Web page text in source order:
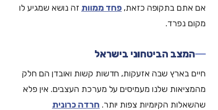
אם אתם בתקופה כזאת, פחד ממוות זה נושא שמגיע לו
מקום נפרד.
המצב הביטחוני בישראל
חיים בארץ שבה אזעקות, חדשות קשות ואובדן הם חלק
מהמציאות שלנו מעמיסים על מערכת העצבים. אין פלא
שהשאלות הקיומיות צפות יותר. חרדה כרונית